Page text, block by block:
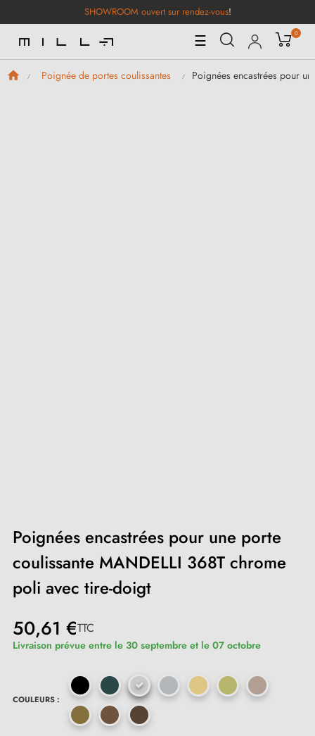
SHOWROOM ouvert sur rendez-vous!
Basculer
la
navigation
☰ 0
Poignée de portes coulissantes Poignées encastrées pour
Poignées encastrées pour une porte
coulissante MANDELLI 368T chrome
poli avec tire-doigt
50,61 €TTC
Livraison prévue entre le 30 septembre et le 07 octobre
COULEURS :